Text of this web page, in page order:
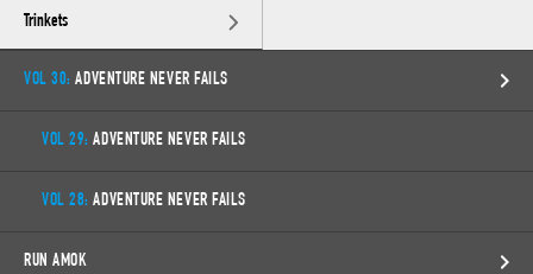
Trinkets
VOL 30: ADVENTURE NEVER FAILS
VOL 29: ADVENTURE NEVER FAILS
VOL 28: ADVENTURE NEVER FAILS
RUN AMOK